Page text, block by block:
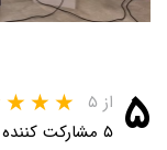
۵ از ۵
۵ مشارکت کننده